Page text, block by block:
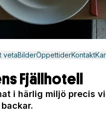
vetaBilderÖppettiderKontakt
Fjällhotell
i härlig miljö precis